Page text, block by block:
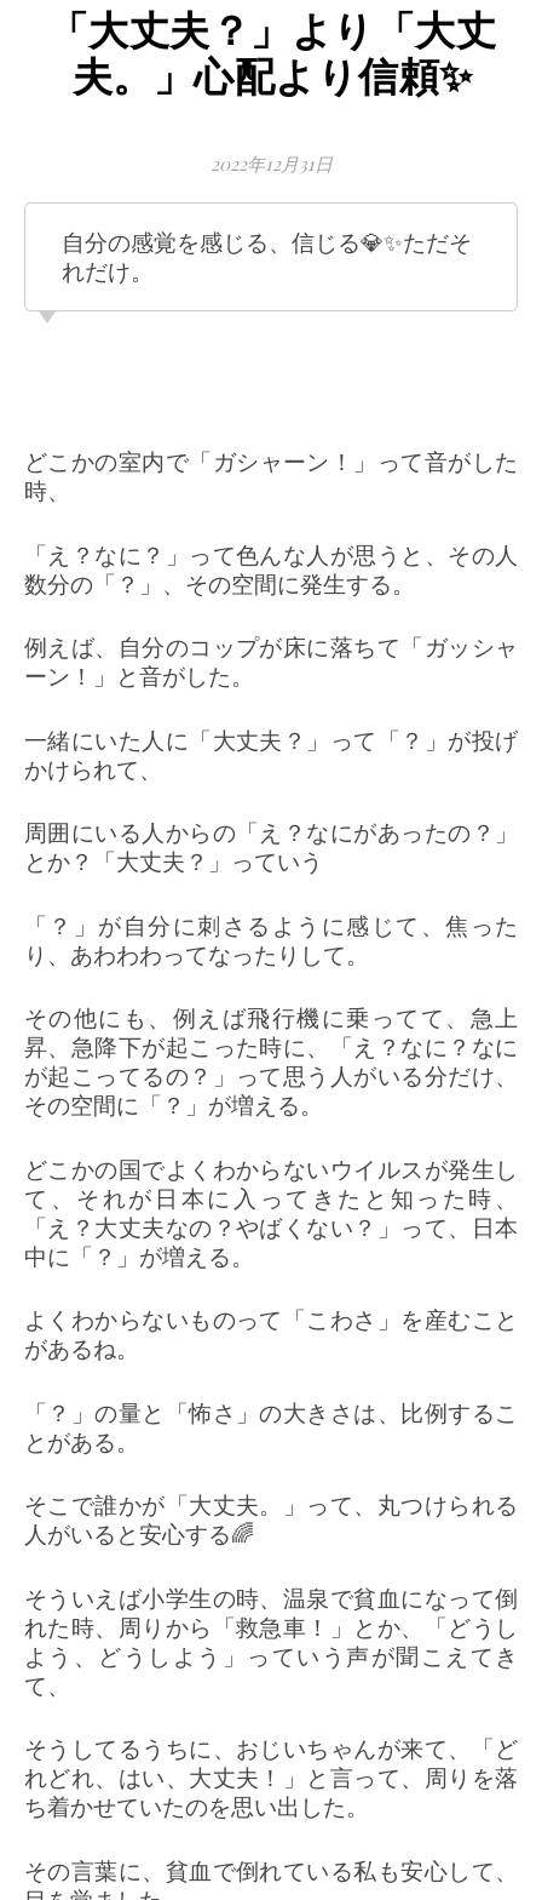
「大丈夫？」より「大丈
夫。」心配より信頼✨
2022年12月31日
自分の感覚を感じる、信じる💎✨ただそ
れだけ。
どこかの室内で「ガシャーン！」って音がした
時、
「え？なに？」って色んな人が思うと、その人
数分の「？」、その空間に発生する。
例えば、自分のコップが床に落ちて「ガッシャ
ーン！」と音がした。
一緒にいた人に「大丈夫？」って「？」が投げ
かけられて、
周囲にいる人からの「え？なにがあったの？」
とか？「大丈夫？」っていう
「？」が自分に刺さるように感じて、焦った
り、あわわわってなったりして。
その他にも、例えば飛行機に乗ってて、急上
昇、急降下が起こった時に、「え？なに？なに
が起こってるの？」って思う人がいる分だけ、
その空間に「？」が増える。
どこかの国でよくわからないウイルスが発生し
て、それが日本に入ってきたと知った時、
「え？大丈夫なの？やばくない？」って、日本
中に「？」が増える。
よくわからないものって「こわさ」を産むこと
があるね。
「？」の量と「怖さ」の大きさは、比例するこ
とがある。
そこで誰かが「大丈夫。」って、丸つけられる
人がいると安心する🌈
そういえば小学生の時、温泉で貧血になって倒
れた時、周りから「救急車！」とか、「どうし
よう、どうしよう」っていう声が聞こえてき
て、
そうしてるうちに、おじいちゃんが来て、「ど
れどれ、はい、大丈夫！」と言って、周りを落
ち着かせていたのを思い出した。
その言葉に、貧血で倒れている私も安心して、